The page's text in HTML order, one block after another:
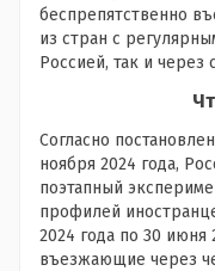
беспрепятственно
из стран с
Россией, так и через
Согласно
ноября 2024 года,
поэтапный
профилей
2024 года по 30 июня
въезжающие через